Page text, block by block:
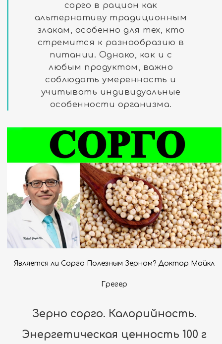
сорго в рацион как
альтернативу традиционным
злакам, особенно для тех, кто
стремится к разнообразию в
питании. Однако, как и с
любым продуктом, важно
соблюдать умеренность и
учитывать индивидуальные
особенности организма.
Является ли Сорго Полезным Зерном? Доктор Майкл
Грегер
Зерно сорго. Калорийность.
Энергетическая ценность 100 г